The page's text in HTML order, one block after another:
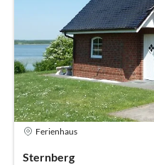
Ferienhaus
Sternberg